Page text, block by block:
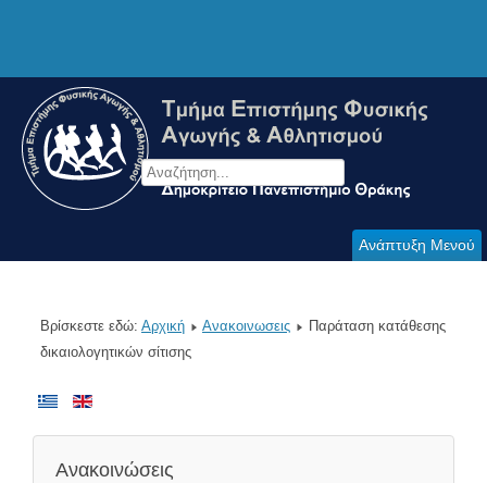
Ανάπτυξη Μενού
Βρίσκεστε εδώ: Αρχική Ανακοινωσεις
Παράταση κατάθεσης
δικαιολογητικών σίτισης
Ανακοινώσεις